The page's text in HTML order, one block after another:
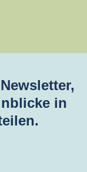
in